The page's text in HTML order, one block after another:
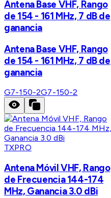
Antena Base VHF, Rango
de 154 - 161 MHz, 7 dB de
ganancia
Antena Base VHF, Rango
de 154 - 161 MHz, 7 dB de
ganancia
G7-150-2G7-150-2
TXPRO
Antena Móvil VHF, Rango
de Frecuencia 144-174
MHz, Ganancia 3.0 dBi